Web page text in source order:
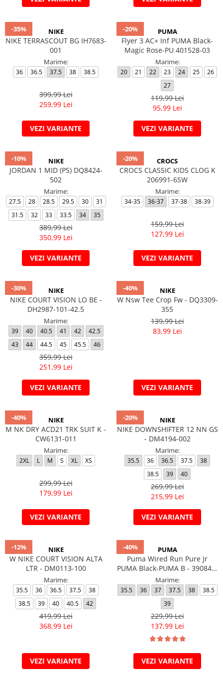
-35% NIKE
NIKE TERRASCOUT BG IH7683-
001
Marime:
36 36.5 37.5 38 38.5
399,99 Lei
259,99 Lei
VEZI VARIANTE
-20% PUMA
Flyer 3 AC+ Inf PUMA Black-
Magic Rose-PU 401528-03
Marime:
20 21 22 23 24 25
26
27
119,99 Lei
95,99 Lei
VEZI VARIANTE
-10% NIKE
JORDAN 1 MID (PS) DQ8424-
502
Marime:
27.5 28 28.5 29.5 30
31
31.5
32 33 33.5 34 35
389,99 Lei
350,99 Lei
VEZI VARIANTE
-20% CROCS
CROCS CLASSIC KIDS CLOG K
206991-6SW
Marime:
34-35 36-37 37-38 38-39
159,99 Lei
127,99 Lei
VEZI VARIANTE
-30% NIKE
NIKE COURT VISION LO BE -
DH2987-101-42.5
Marime:
39 40 40.5 41 42
42.5
43
44 44.5 45 45.5 46
359,99 Lei
251,99 Lei
VEZI VARIANTE
-40% NIKE
W Nsw Tee Crop Fw - DQ3309-
355
139,99 Lei
83,99 Lei
VEZI VARIANTE
-40% NIKE
M NK DRY ACD21 TRK SUIT K -
CW6131-011
Marime:
2XL L M S XL XS
299,99 Lei
179,99 Lei
VEZI VARIANTE
-20% NIKE
NIKE DOWNSHIFTER 12 NN GS
- DM4194-002
Marime:
35.5 36 36.5 37.5
38
38.5
39 40
269,99 Lei
215,99 Lei
VEZI VARIANTE
-12% NIKE
W NIKE COURT VISION ALTA
LTR - DM0113-100
Marime:
35.5 36 36.5 37.5
38
38.5
39 40 40.5 42
419,99 Lei
368,99 Lei
VEZI VARIANTE
-40% PUMA
Puma Wired Run Pure Jr
PUMA Black-PUMA B - 390847-
01
Marime:
35.5 36 37 37.5 38
38.5
39
229,99 Lei
137,99 Lei
VEZI VARIANTE